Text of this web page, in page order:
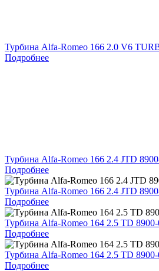
Турбина Alfa-Romeo 166 2.0 V6
Подробнее
Турбина Alfa-Romeo 166 2.4 JTD
Подробнее
Турбина Alfa-Romeo 166 2.4 JTD
Подробнее
Турбина Alfa-Romeo 164 2.5 TD
Подробнее
Турбина Alfa-Romeo 164 2.5 TD 8900-
Подробнее